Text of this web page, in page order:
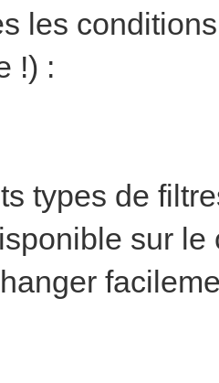
les
!) :
types de
sur